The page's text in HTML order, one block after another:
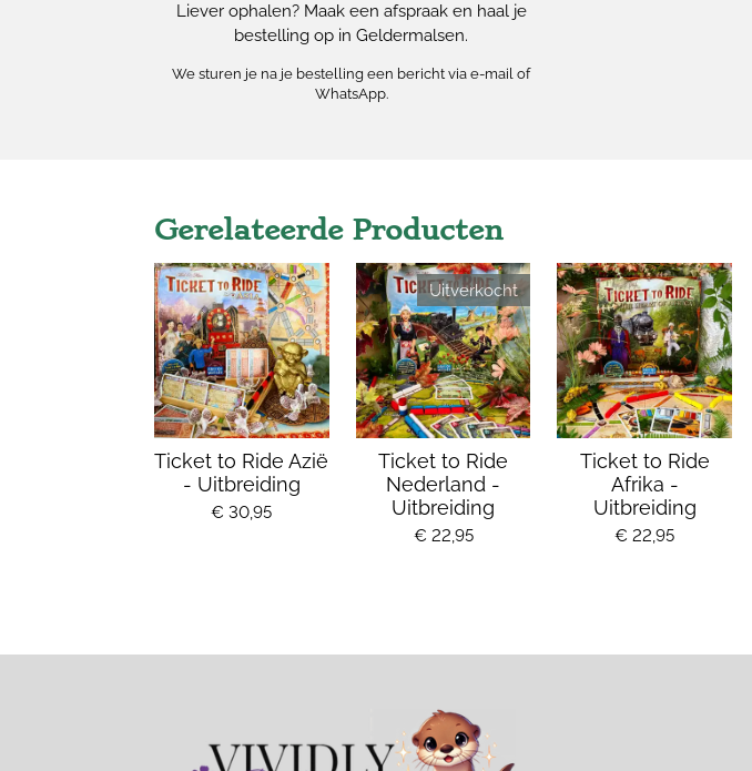
Liever ophalen? Maak een afspraak en haal je
bestelling op in Geldermalsen.
We sturen je na je bestelling een bericht via e-mail of
WhatsApp.
Gerelateerde Producten
Ticket to Ride Azië
- Uitbreiding
€ 30,95
Uitverkocht
Ticket to Ride
Nederland -
Uitbreiding
€ 22,95
Ticket to Ride
Afrika -
Uitbreiding
€ 22,95